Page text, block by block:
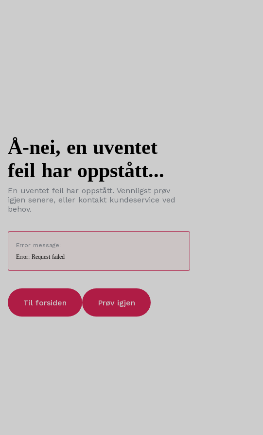
Å-nei, en uventet
feil har oppstått...
En uventet feil har oppstått. Vennligst prøv
igjen senere, eller kontakt kundeservice ved
behov.
Error message:
Error: Request failed
Til forsiden Prøv igjen